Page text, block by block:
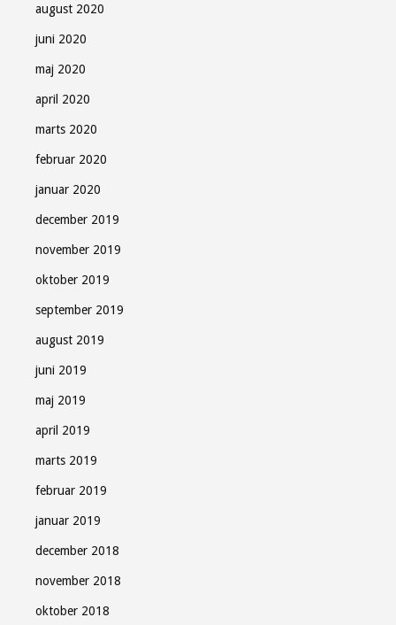
august 2020
juni 2020
maj 2020
april 2020
marts 2020
februar 2020
januar 2020
december 2019
november 2019
oktober 2019
september 2019
august 2019
juni 2019
maj 2019
april 2019
marts 2019
februar 2019
januar 2019
december 2018
november 2018
oktober 2018